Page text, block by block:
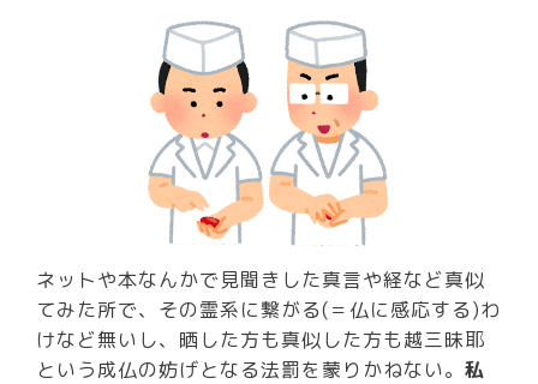
ネットや本なんかで見聞きした真言や経など真似
てみた所で、その霊系に繋がる(＝仏に感応する)わ
けなど無いし、晒した方も真似した方も越三昧耶
という成仏の妨げとなる法罰を蒙りかねない。私